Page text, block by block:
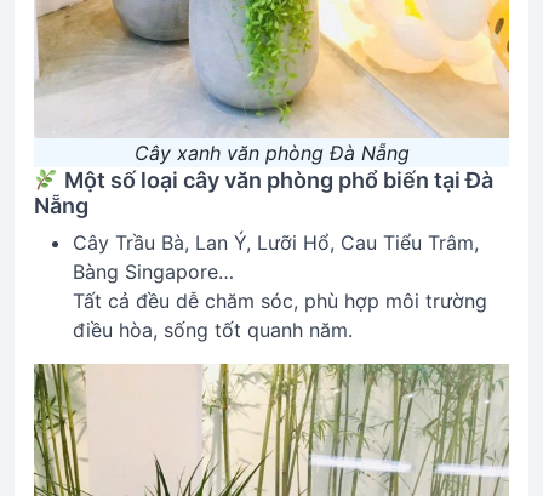
Cây xanh văn phòng Đà Nẵng
Một số loại cây văn phòng phổ biến tại Đà
Nẵng
Cây Trầu Bà, Lan Ý, Lưỡi Hổ, Cau Tiểu Trâm,
Bàng Singapore…
Tất cả đều dễ chăm sóc, phù hợp môi trường
điều hòa, sống tốt quanh năm.